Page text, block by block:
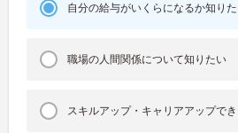
自分の給与がいくらになるか知り
職場の人間関係について知りたい
スキルアップ・キャリアアップで